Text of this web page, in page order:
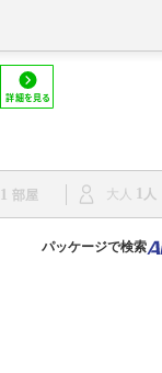
1 大人 1
パッケージで検索